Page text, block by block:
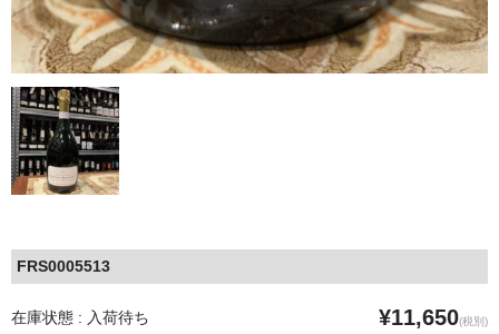
FRS0005513
在庫状態 : 入荷待ち ¥11,650(税別)